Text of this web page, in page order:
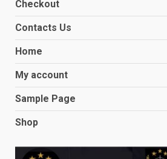
Checkout
Contacts Us
Home
My account
Sample Page
Shop